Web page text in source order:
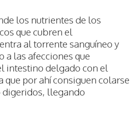
los nutrientes de los
que cubren el
al torrente sanguíneo y
a las afecciones que
intestino delgado con el
por ahí consiguen colarse
digeridos, llegando